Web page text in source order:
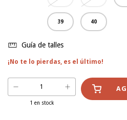
39 40
Guía de talles
¡No te lo pierdas, es el último!
1 en stock